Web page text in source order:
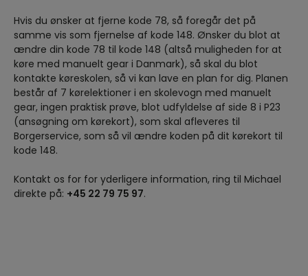
Hvis du ønsker at fjerne kode 78, så foregår det på
samme vis som fjernelse af kode 148. Ønsker du blot at
ændre din kode 78 til kode 148 (altså muligheden for at
køre med manuelt gear i Danmark), så skal du blot
kontakte køreskolen, så vi kan lave en plan for dig. Planen
består af 7 kørelektioner i en skolevogn med manuelt
gear, ingen praktisk prøve, blot udfyldelse af side 8 i P23
(ansøgning om kørekort), som skal afleveres til
Borgerservice, som så vil ændre koden på dit kørekort til
kode 148.
Kontakt os for for yderligere information, ring til Michael
direkte på: +45 22 79 75 97.